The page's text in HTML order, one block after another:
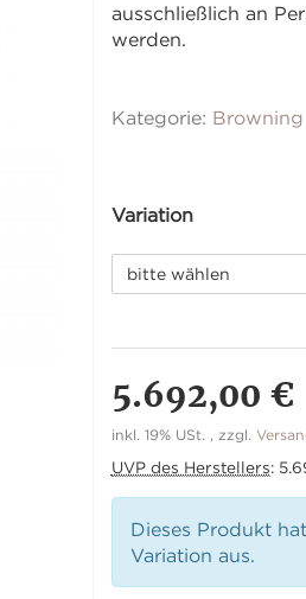
ausschließlich an
werden.
Kategorie:
Variation
bitte wählen
5.692,00 €
inkl. 19% USt. , zzgl.
UVP des Herstellers:
Dieses Produkt
Variation aus.